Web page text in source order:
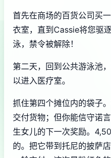
首先在商场的百货公司买
衣室，直到Cassie将您驱
泳，禁令被解除！
第二天，回到公共游泳池
以进入医疗室。
抓住第四个摊位内的袋子
交付货物；但你能信守诺
生女儿的下一次奖励。
的。把它带到托尼的披萨